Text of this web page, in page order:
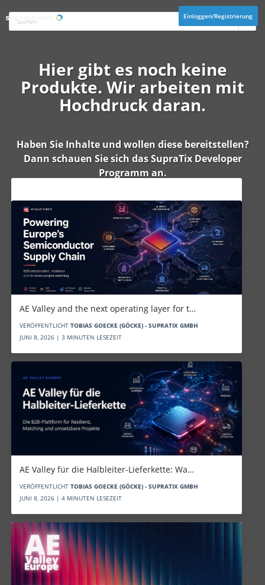
Einloggen/Registrierung
Hier gibt es noch keine
Produkte. Wir arbeiten mit
Hochdruck daran.
Haben Sie Inhalte und wollen diese bereitstellen?
Dann schauen Sie sich dasSupraTix Developer
Programm an.
AE Valley and the next operating layer for t…
VERÖFFENTLICHT TOBIAS GOECKE (GÖCKE) - SUPRATIX GMBH
JUNI 8, 2026 | 3 MINUTEN LESEZEIT
AE Valley für die Halbleiter-Lieferkette: Wa…
VERÖFFENTLICHT TOBIAS GOECKE (GÖCKE) - SUPRATIX GMBH
JUNI 8, 2026 | 4 MINUTEN LESEZEIT